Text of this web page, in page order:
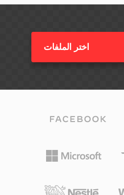
اختر الملفات